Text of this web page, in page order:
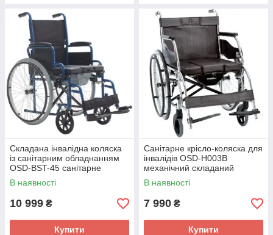
Складана інвалідна коляска
із санітарним обладнанням
OSD-BST-45 санітарне
крісло-коляска для дому та
вулиці
В наявності
10 999 ₴
Купити
Санітарне крісло-коляска для
інвалідів OSD-H003B
механічний складаний
інвалідний візок з туалетом
В наявності
7 990 ₴
Купити